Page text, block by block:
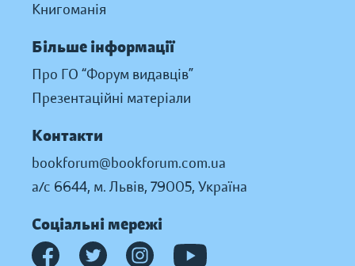
Книгоманія
Більше інформації
Про ГО “Форум видавців”
Презентаційні матеріали
Контакти
bookforum@bookforum.com.ua
а/с 6644, м. Львів, 79005, Україна
Соціальні мережі